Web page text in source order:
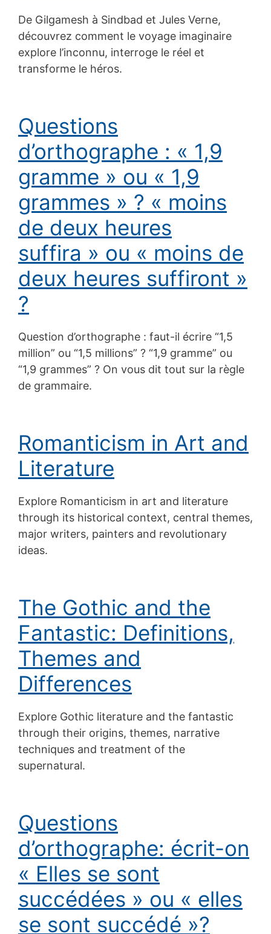
De Gilgamesh à Sindbad et Jules Verne,
découvrez comment le voyage imaginaire
explore l’inconnu, interroge le réel et
transforme le héros.
Questions
d’orthographe : « 1,9
gramme » ou « 1,9
grammes » ? « moins
de deux heures
suffira » ou « moins de
deux heures suffiront »
?
Question d’orthographe : faut-il écrire “1,5
million” ou “1,5 millions” ? “1,9 gramme” ou
“1,9 grammes” ? On vous dit tout sur la règle
de grammaire.
Romanticism in Art and
Literature
Explore Romanticism in art and literature
through its historical context, central themes,
major writers, painters and revolutionary
ideas.
The Gothic and the
Fantastic: Definitions,
Themes and
Differences
Explore Gothic literature and the fantastic
through their origins, themes, narrative
techniques and treatment of the
supernatural.
Questions
d’orthographe: écrit-on
« Elles se sont
succédées » ou « elles
se sont succédé »?